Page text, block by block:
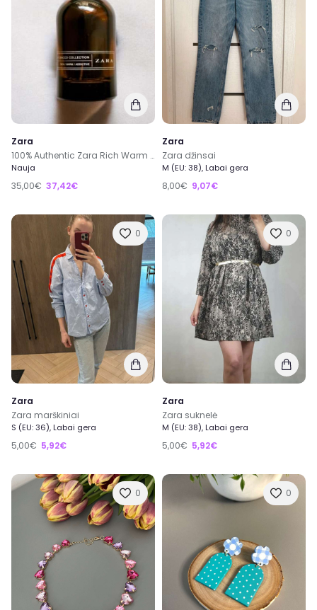
Zara
100% Authentic Zara Rich Warm Addictive Tobacco Collection 2018 100ml 3.4 Fl Oz
Nauja
35,00€ 37,42€
Zara
Zara džinsai
M (EU: 38), Labai gera
8,00€ 9,07€
0
Zara
Zara marškiniai
S (EU: 36), Labai gera
5,00€ 5,92€
0
Zara
Zara suknelė
M (EU: 38), Labai gera
5,00€ 5,92€
0 0